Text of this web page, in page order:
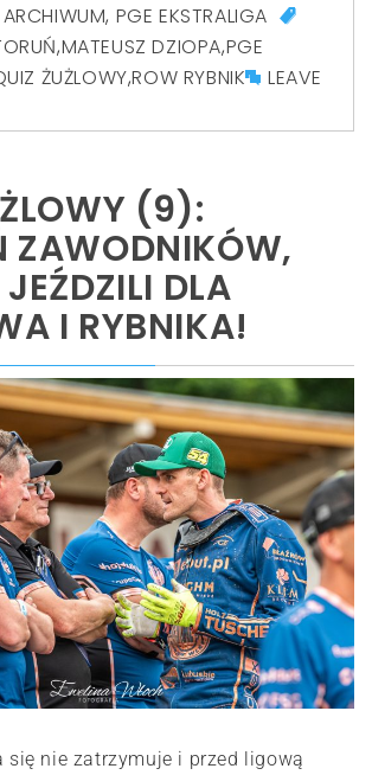
ARCHIWUM, PGE EKSTRALIGA
,MATEUSZ DZIOPA,PGE
ŻUŻLOWY,ROW RYBNIK
LEAVE
(9):
ZAWODNIKÓW,
DLA
I RYBNIKA!
się nie zatrzymuje i przed ligową